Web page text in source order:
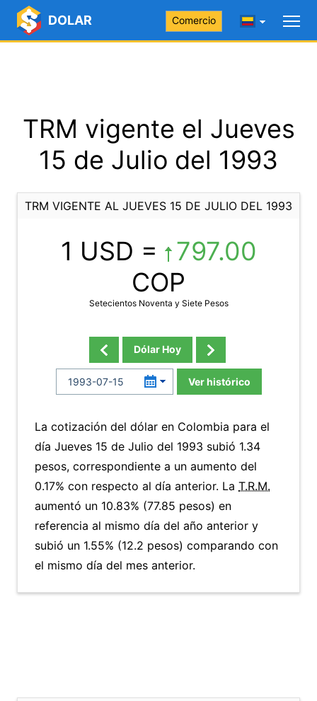
DOLAR Comercio
TRM vigente el Jueves
15 de Julio del 1993
TRM VIGENTE AL JUEVES 15 DE JULIO DEL 1993
1 USD =
797.00
COP
Setecientos Noventa y Siete Pesos
Dólar Hoy
Ver histórico
La cotización del dólar en Colombia para el
día Jueves 15 de Julio del 1993 subió 1.34
pesos, correspondiente a un aumento del
0.17% con respecto al día anterior. La T.R.M.
aumentó un 10.83% (77.85 pesos) en
referencia al mismo día del año anterior y
subió un 1.55% (12.2 pesos) comparando con
el mismo día del mes anterior.